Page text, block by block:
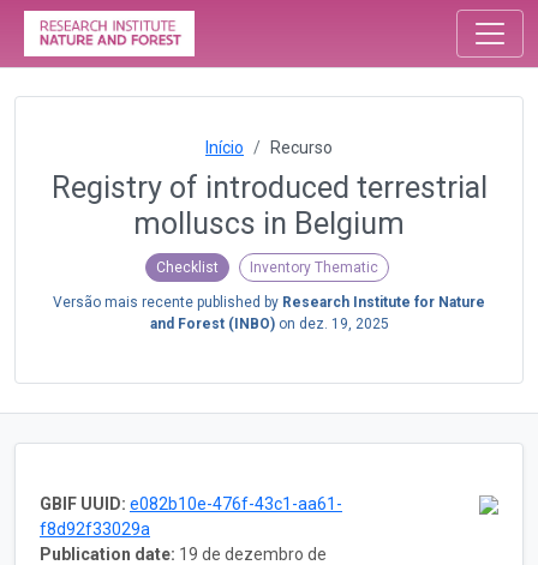
Início Recurso
Registry of introduced terrestrial
molluscs in Belgium
Checklist Inventory Thematic
Versão mais recente published by Research Institute for Nature
and Forest (INBO)on dez. 19, 2025
GBIF UUID: e082b10e-476f-43c1-aa61-
f8d92f33029a
Publication date: 19 de dezembro de